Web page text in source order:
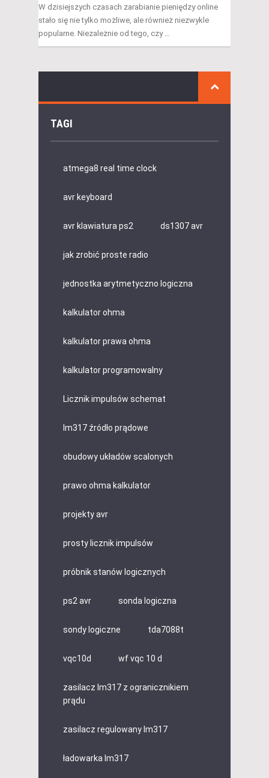
W dzisiejszych czasach zarabianie pieniędzy online
stało się nie tylko możliwe, ale również niezwykle
popularne. Niezależnie od tego, czy …
TAGI
atmega8 real time clock
avr keyboard
avr klawiatura ps2 ds1307 avr
jak zrobić proste radio
jednostka arytmetyczno logiczna
kalkulator ohma
kalkulator prawa ohma
kalkulator programowalny
Licznik impulsów schemat
lm317 źródło prądowe
obudowy układów scalonych
prawo ohma kalkulator
projekty avr
prosty licznik impulsów
próbnik stanów logicznych
ps2 avr sonda logiczna
sondy logiczne tda7088t
vqc10d wf vqc 10 d
zasilacz lm317 z ogranicznikiem
prądu
zasilacz regulowany lm317
ładowarka lm317